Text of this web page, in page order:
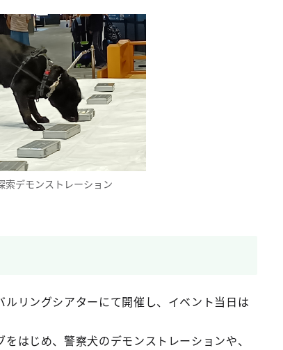
索デモンストレーション
リングシアターにて開催し、イベント当日は
はじめ、警察犬のデモンストレーションや、